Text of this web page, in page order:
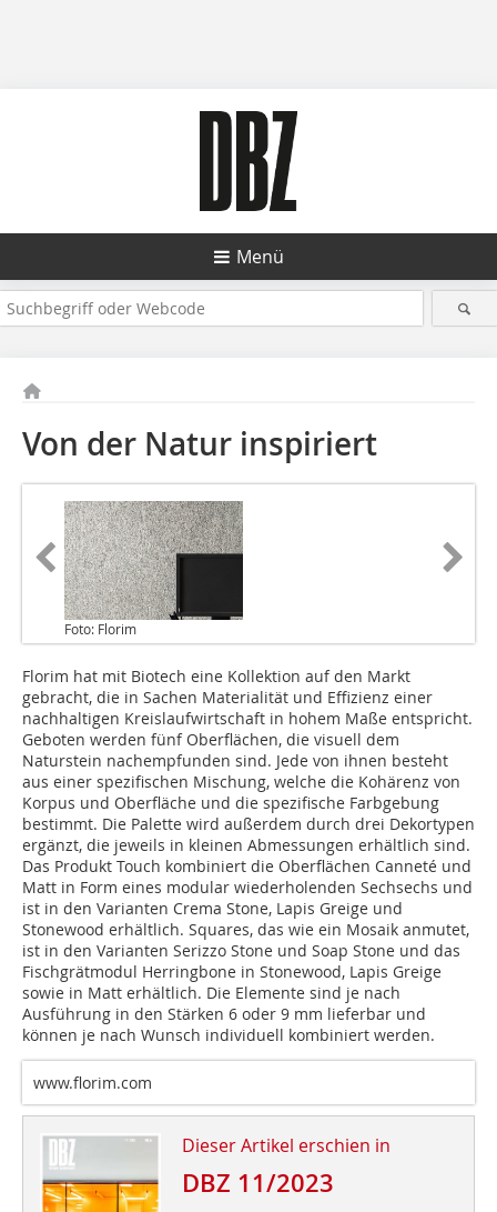
Menü
Von der Natur inspiriert
Foto: Florim
Florim hat mit Biotech eine Kollektion auf den Markt
gebracht, die in Sachen Materialität und Effizienz einer
nachhaltigen Kreislaufwirtschaft in hohem Maße entspricht.
Geboten werden fünf Oberflächen, die visuell dem
Naturstein nachempfunden sind. Jede von ihnen besteht
aus einer ­spezifischen Mischung, welche die Kohärenz von
Korpus und Oberfläche und die spezifische Farbgebung
bestimmt. Die Palette wird außerdem durch drei Dekortypen
ergänzt, die jeweils in kleinen Abmessungen erhältlich sind.
Das Produkt Touch kombiniert die Oberflächen Canneté und
Matt in Form eines modular wiederholenden Sechsechs und
ist in den Varianten Crema Stone, Lapis Greige und
Stonewood erhältlich. Squares, das wie ein Mosaik anmutet,
ist in den Varianten Serizzo Stone und Soap Stone und das
Fischgrätmodul Herringbone in Stonewood, Lapis Greige
sowie in Matt erhältlich. Die Elemente sind je nach
Ausführung in den Stärken 6 oder 9 mm lieferbar und
können je nach Wunsch individuell kombiniert werden.
www.florim.com
Dieser Artikel erschien in
DBZ 11/2023